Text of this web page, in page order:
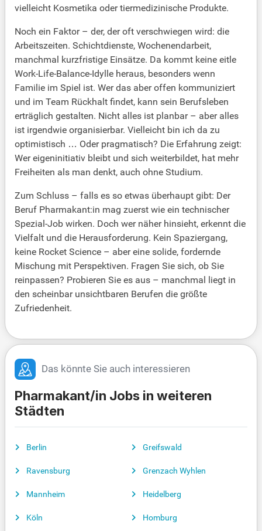
vielleicht Kosmetika oder tiermedizinische Produkte.
Noch ein Faktor – der, der oft verschwiegen wird: die
Arbeitszeiten. Schichtdienste, Wochenendarbeit,
manchmal kurzfristige Einsätze. Da kommt keine eitle
Work-Life-Balance-Idylle heraus, besonders wenn
Familie im Spiel ist. Wer das aber offen kommuniziert
und im Team Rückhalt findet, kann sein Berufsleben
erträglich gestalten. Nicht alles ist planbar – aber alles
ist irgendwie organisierbar. Vielleicht bin ich da zu
optimistisch … Oder pragmatisch? Die Erfahrung zeigt:
Wer eigeninitiativ bleibt und sich weiterbildet, hat mehr
Freiheiten als man denkt, auch ohne Studium.
Zum Schluss – falls es so etwas überhaupt gibt: Der
Beruf Pharmakant:in mag zuerst wie ein technischer
Spezial-Job wirken. Doch wer näher hinsieht, erkennt die
Vielfalt und die Herausforderung. Kein Spaziergang,
keine Rocket Science – aber eine solide, fordernde
Mischung mit Perspektiven. Fragen Sie sich, ob Sie
reinpassen? Probieren Sie es aus – manchmal liegt in
den scheinbar unsichtbaren Berufen die größte
Zufriedenheit.
Das könnte Sie auch interessieren
Pharmakant/in Jobs in weiteren
Städten
Berlin
Ravensburg
Mannheim
Köln
Greifswald
Grenzach Wyhlen
Heidelberg
Homburg